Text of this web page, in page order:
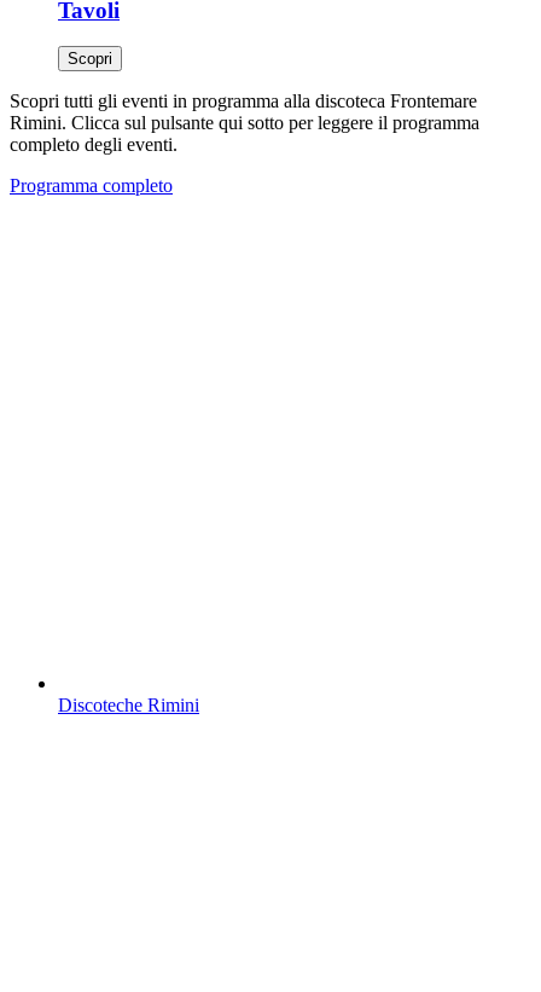
Tavoli
Scopri
Scopri tutti gli eventi in programma alla discoteca Frontemare
Rimini. Clicca sul pulsante qui sotto per leggere il programma
completo degli eventi.
Programma completo
Discoteche Rimini